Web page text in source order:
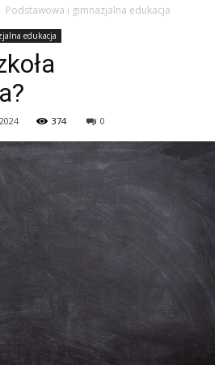
Podstawowa i gimnazjalna edukacja
edukacja
374 0